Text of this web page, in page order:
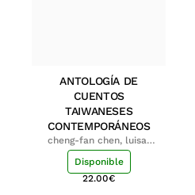
ANTOLOGÍA DE
CUENTOS
TAIWANESES
CONTEMPORÁNEOS
cheng-fan chen, luisa;
shu-ying chang, luisa
Disponible
22.00€